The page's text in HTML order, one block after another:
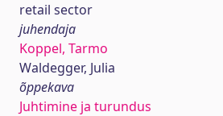
retail sector
juhendaja
Koppel, Tarmo
Waldegger, Julia
õppekava
Juhtimine ja turundus